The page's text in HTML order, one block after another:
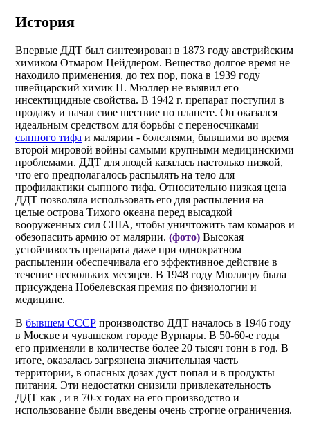
История
Впервые ДДТ был синтезирован в 1873 году австрийским
химиком Отмаром Цейдлером. Вещество долгое время не
находило применения, до тех пор, пока в 1939 году
швейцарский химик П. Мюллер не выявил его
инсектицидные свойства. В 1942 г. препарат поступил в
продажу и начал свое шествие по планете. Он оказался
идеальным средством для борьбы с переносчиками
сыпного тифа и малярии - болезнями, бывшими во время
второй мировой войны самыми крупными медицинскими
проблемами. ДДТ для людей казалась настолько низкой,
что его предполагалось распылять на тело для
профилактики сыпного тифа. Относительно низкая цена
ДДТ позволяла использовать его для распыления на
целые острова Тихого океана перед высадкой
вооруженных сил США, чтобы уничтожить там комаров и
обезопасить армию от малярии. (фото) Высокая
устойчивость препарата даже при однократном
распылении обеспечивала его эффективное действие в
течение нескольких месяцев. В 1948 году Мюллеру была
присуждена Нобелевская премия по физиологии и
медицине.
В бывшем СССР производство ДДТ началось в 1946 году
в Москве и чувашском городе Вурнары. В 50-60-е годы
его применяли в количестве более 20 тысяч тонн в год. В
итоге, оказалась загрязнена значительная часть
территории, в опасных дозах дуст попал и в продукты
питания. Эти недостатки снизили привлекательность
ДДТ как , и в 70-х годах на его производство и
использование были введены очень строгие ограничения.